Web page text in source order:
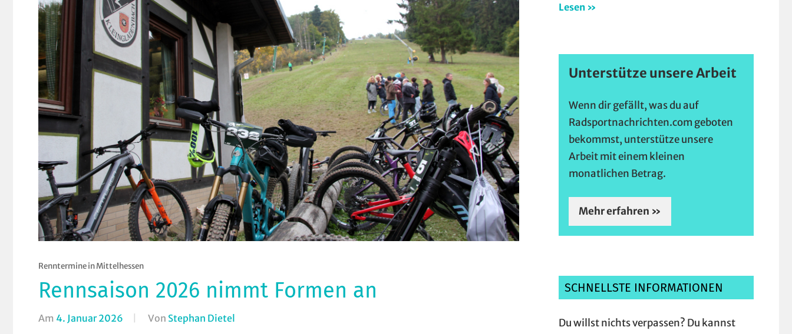
Renntermine in Mittelhessen
Rennsaison 2026 nimmt Formen an
Am 4. Januar 2026 Von Stephan Dietel
Lesen »
Unterstütze unsere Arbeit
Wenn dir gefällt, was du auf
Radsportnachrichten.com geboten
bekommst, unterstütze unsere
Arbeit mit einem kleinen
monatlichen Betrag.
Mehr erfahren »
SCHNELLSTE INFORMATIONEN
Du willst nichts verpassen? Du kannst